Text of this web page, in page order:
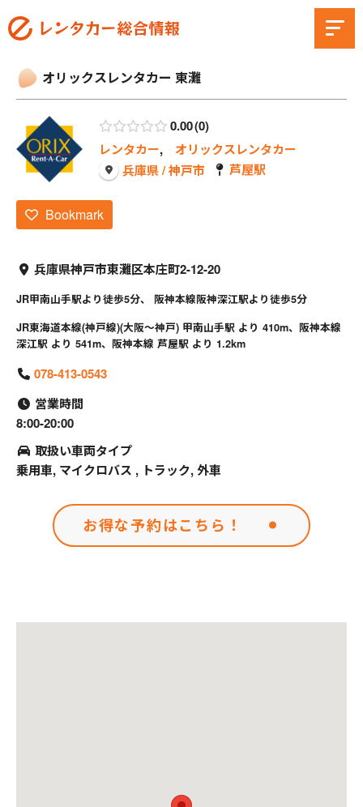
オリックスレンタカー 東灘
0.00 0
レンタカー, オリックスレンタカー
兵庫県 / 神戸市
芦屋駅
Bookmark
兵庫県神戸市東灘区本庄町2-12-20
JR甲南山手駅より徒歩5分、 阪神本線阪神深江駅より徒歩5分
JR東海道本線(神戸線)(大阪～神戸) 甲南山手駅 より 410m、阪神本線
深江駅 より 541m、阪神本線 芦屋駅 より 1.2km
078-413-0543
営業時間
8:00-20:00
取扱い車両タイプ
乗用車, マイクロバス , トラック, 外車
お得な予約はこちら！